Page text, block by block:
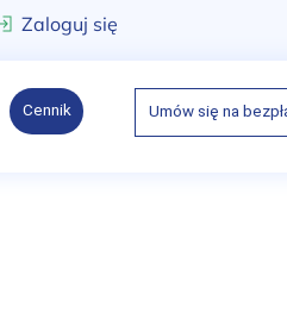
Zaloguj się
Cennik Umów się na